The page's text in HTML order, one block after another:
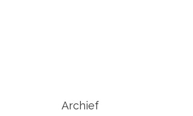
Archief